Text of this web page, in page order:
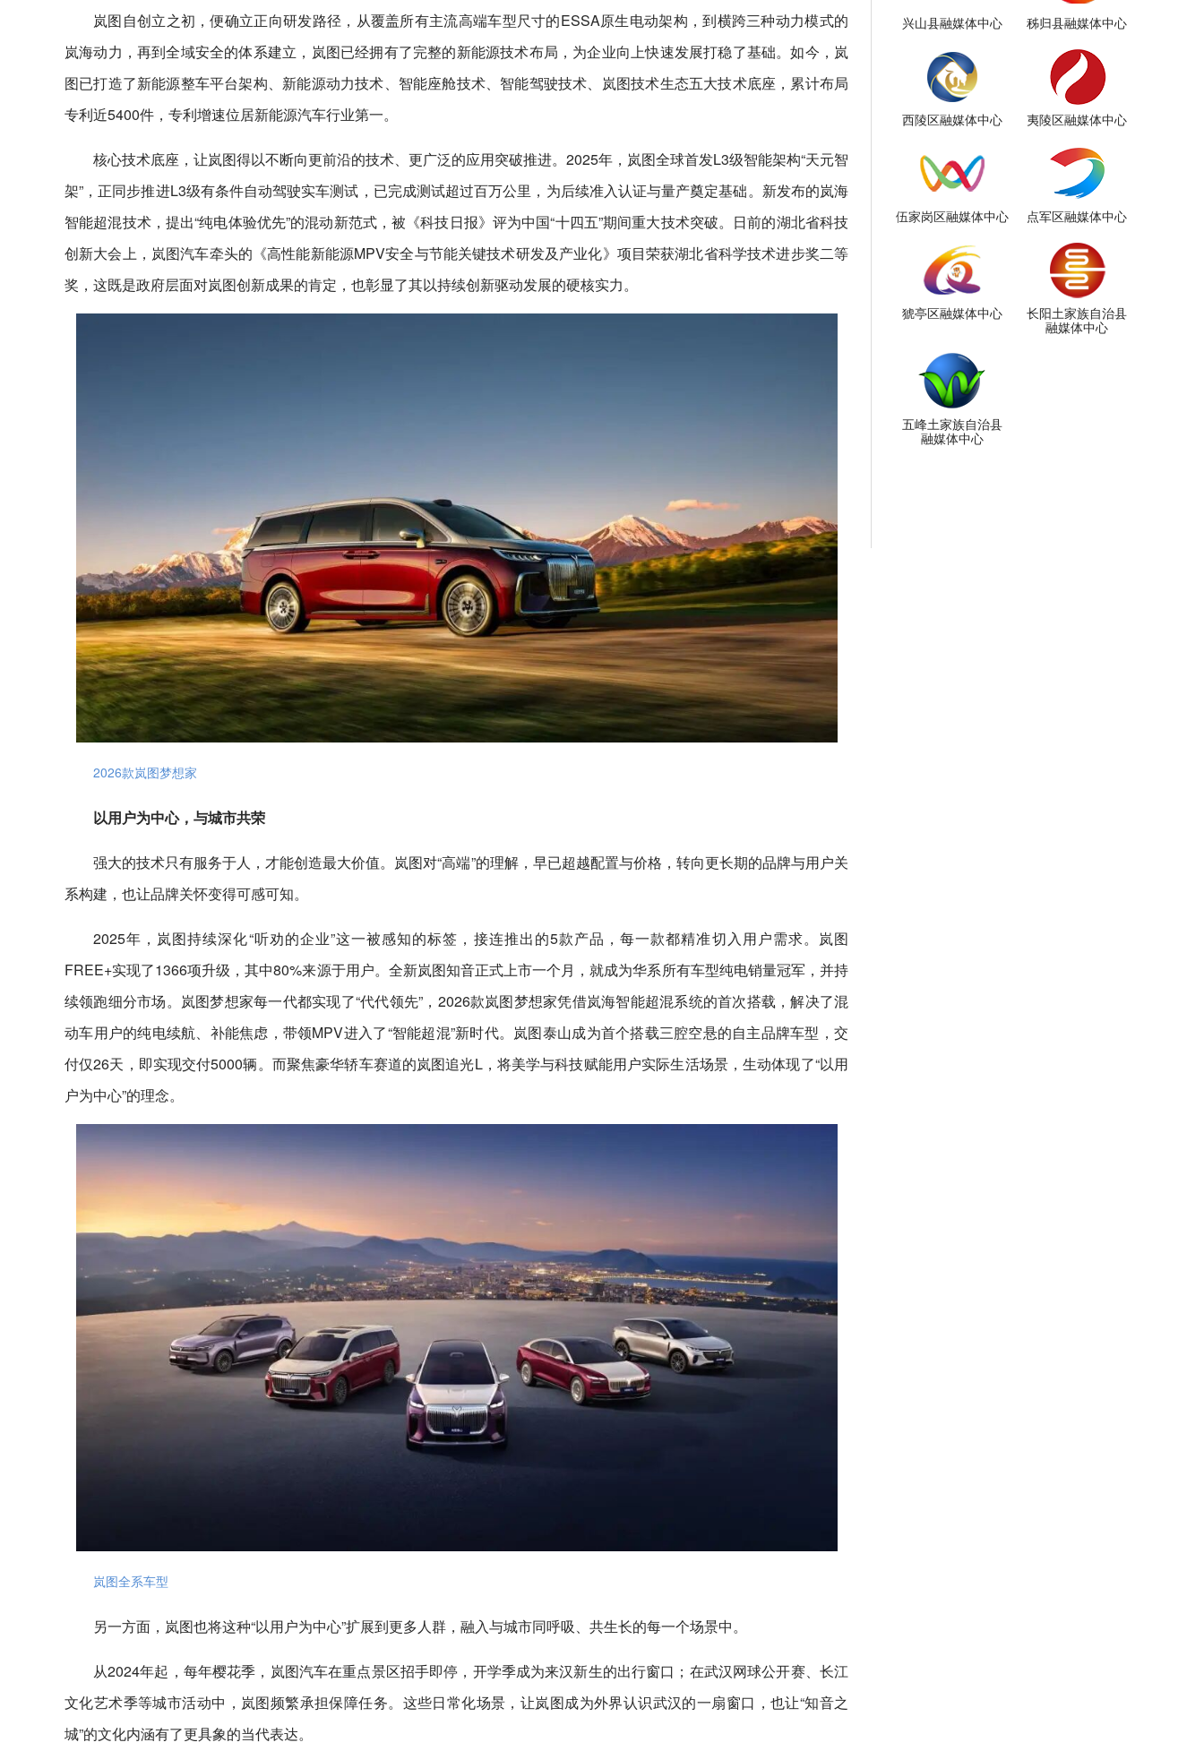
岚图自创立之初，便确立正向研发路径，从覆盖所有主流高端车型尺寸的ESSA原生电动架构，到横跨三种动力模式的
岚海动力，再到全域安全的体系建立，岚图已经拥有了完整的新能源技术布局，为企业向上快速发展打稳了基础。如今，岚
图已打造了新能源整车平台架构、新能源动力技术、智能座舱技术、智能驾驶技术、岚图技术生态五大技术底座，累计布局
专利近5400件，专利增速位居新能源汽车行业第一。
核心技术底座，让岚图得以不断向更前沿的技术、更广泛的应用突破推进。2025年，岚图全球首发L3级智能架构“天元智
架”，正同步推进L3级有条件自动驾驶实车测试，已完成测试超过百万公里，为后续准入认证与量产奠定基础。新发布的岚海
智能超混技术，提出“纯电体验优先”的混动新范式，被《科技日报》评为中国“十四五”期间重大技术突破。日前的湖北省科技
创新大会上，岚图汽车牵头的《高性能新能源MPV安全与节能关键技术研发及产业化》项目荣获湖北省科学技术进步奖二等
奖，这既是政府层面对岚图创新成果的肯定，也彰显了其以持续创新驱动发展的硬核实力。
2026款岚图梦想家
以用户为中心，与城市共荣
强大的技术只有服务于人，才能创造最大价值。岚图对“高端”的理解，早已超越配置与价格，转向更长期的品牌与用户关
系构建，也让品牌关怀变得可感可知。
2025年，岚图持续深化“听劝的企业”这一被感知的标签，接连推出的5款产品，每一款都精准切入用户需求。岚图
FREE+实现了1366项升级，其中80%来源于用户。全新岚图知音正式上市一个月，就成为华系所有车型纯电销量冠军，并持
续领跑细分市场。岚图梦想家每一代都实现了“代代领先”，2026款岚图梦想家凭借岚海智能超混系统的首次搭载，解决了混
动车用户的纯电续航、补能焦虑，带领MPV进入了“智能超混”新时代。岚图泰山成为首个搭载三腔空悬的自主品牌车型，交
付仅26天，即实现交付5000辆。而聚焦豪华轿车赛道的岚图追光L，将美学与科技赋能用户实际生活场景，生动体现了“以用
户为中心”的理念。
岚图全系车型
另一方面，岚图也将这种“以用户为中心”扩展到更多人群，融入与城市同呼吸、共生长的每一个场景中。
从2024年起，每年樱花季，岚图汽车在重点景区招手即停，开学季成为来汉新生的出行窗口；在武汉网球公开赛、长江
文化艺术季等城市活动中，岚图频繁承担保障任务。这些日常化场景，让岚图成为外界认识武汉的一扇窗口，也让“知音之
城”的文化内涵有了更具象的当代表达。
兴山县融媒体中心 秭归县融媒体中心
西陵区融媒体中心 夷陵区融媒体中心
伍家岗区融媒体中心 点军区融媒体中心
猇亭区融媒体中心
长阳土家族自治县
融媒体中心
五峰土家族自治县
融媒体中心